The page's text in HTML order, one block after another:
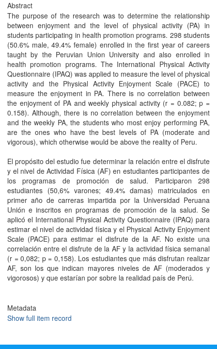
Abstract
The purpose of the research was to determine the relationship
between enjoyment and the level of physical activity (PA) in
students participating in health promotion programs. 298 students
(50.6% male, 49.4% female) enrolled in the first year of careers
taught by the Peruvian Union University and also enrolled in
health promotion programs. The International Physical Activity
Questionnaire (IPAQ) was applied to measure the level of physical
activity and the Physical Activity Enjoyment Scale (PACE) to
measure the enjoyment in PA. There is no correlation between
the enjoyment of PA and weekly physical activity (r = 0.082; p =
0.158). Although, there is no correlation between the enjoyment
and the weekly PA, the students who most enjoy performing PA,
are the ones who have the best levels of PA (moderate and
vigorous), which otherwise would be above the reality of Peru.
El propósito del estudio fue determinar la relación entre el disfrute
y el nivel de Actividad Física (AF) en estudiantes participantes de
los programas de promoción de salud. Participaron 298
estudiantes (50,6% varones; 49.4% damas) matriculados en
primer año de carreras impartida por la Universidad Peruana
Unión e inscritos en programas de promoción de la salud. Se
aplicó el International Physical Activity Questionnaire (IPAQ) para
estimar el nivel de actividad física y el Physical Activity Enjoyment
Scale (PACE) para estimar el disfrute de la AF. No existe una
correlación entre el disfrute de la AF y la actividad física semanal
(r = 0,082; p = 0,158). Los estudiantes que más disfrutan realizar
AF, son los que indican mayores niveles de AF (moderados y
vigorosos) y que estarían por sobre la realidad país de Perú.
Metadata
Show full item record